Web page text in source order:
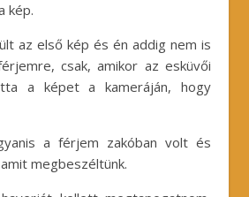
kép.
az első kép és én addig nem is
csak, amikor az esküvői
a képet a kameráján, hogy
a férjem zakóban volt és
megbeszéltünk.